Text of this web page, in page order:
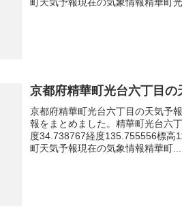
京都府精華町光台六丁目
京都府精華町光台六丁目の天気予
報をまとめました。精華町光台六
度34.738767経度135.755556標高
町天気予報現在の気象情報精華町...